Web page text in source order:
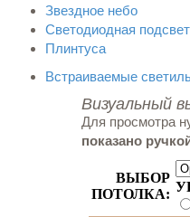
Звездное небо
Светодиодная
Плинтуса
Встраиваемые
Визуальный
Для просмотра
показано